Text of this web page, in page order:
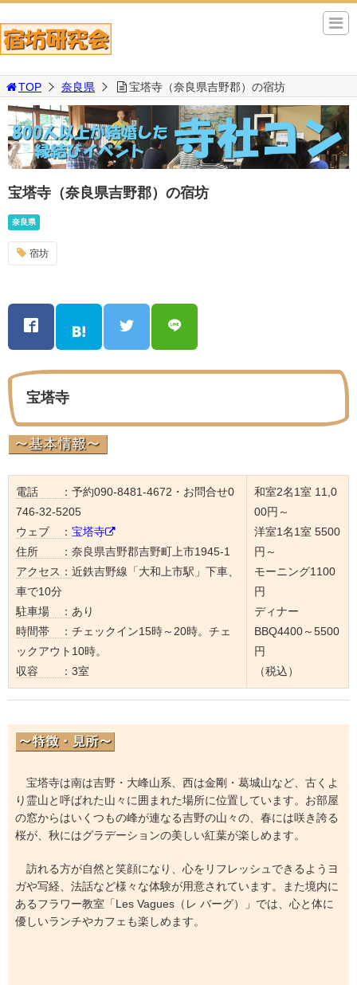
TOP 奈良県 宝塔寺（奈良県吉野郡）の宿坊
宝塔寺（奈良県吉野郡）の宿坊
奈良県
宿坊
宝塔寺
電話 ： 予約090-8481-4672・お問合せ0
746-32-5205
ウェブ ： 宝塔寺
住所 ： 奈良県吉野郡吉野町上市1945-1
アクセス： 近鉄吉野線「大和上市駅」下車、
車で10分
駐車場 ： あり
時間帯 ： チェックイン15時～20時。チェ
ックアウト10時。
収容 ： 3室
和室2名1室 11,0
00円～
洋室1名1室 5500
円～
モーニング1100
円
ディナー
BBQ4400～5500
円
（税込）
宝塔寺は南は吉野・大峰山系、西は金剛・葛城山など、古くよ
り霊山と呼ばれた山々に囲まれた場所に位置しています。お部屋
の窓からはいくつもの峰が連なる吉野の山々の、春には咲き誇る
桜が、秋にはグラデーションの美しい紅葉が楽しめます。
訪れる方が自然と笑顔になり、心をリフレッシュできるようヨ
ガや写経、法話など様々な体験が用意されています。また境内に
あるフラワー教室「Les Vagues（レ バーグ）」では、心と体に
優しいランチやカフェも楽しめます。